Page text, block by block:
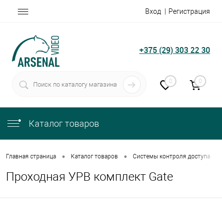
Вход Регистрация
+375 (29) 303 22 30
0 0
Каталог товаров
Главная страница • Каталог товаров • Системы контроля доступа
Проходная УРВ комплект Gate